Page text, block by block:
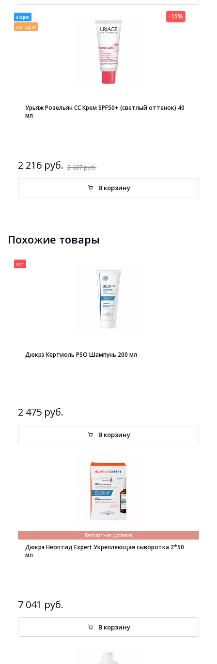
акция
выгодно
Урьяж Розельян СС Крем SPF50+ (светлый оттенок) 40
мл
2 216 руб. 2 607 руб.
-15%
В корзину
Похожие товары
хит
Дюкрэ Кертиоль PSO Шампунь 200 мл
2 475 руб.
В корзину
Бесплатная доставка
Дюкрэ Неоптид Expert Укрепляющая сыворотка 2*50
мл
7 041 руб.
В корзину